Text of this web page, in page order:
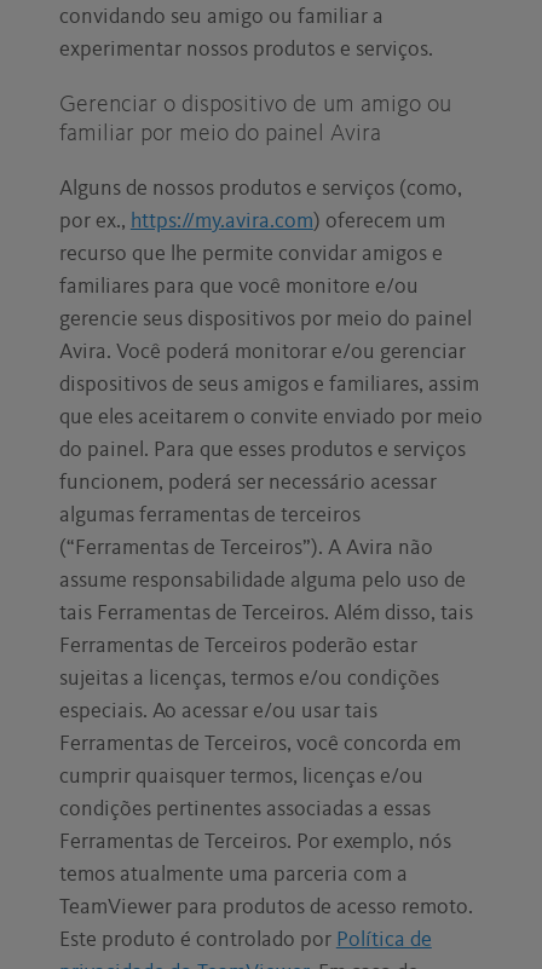
convidando seu amigo ou familiar a
experimentar nossos produtos e serviços.
Gerenciar o dispositivo de um amigo ou
familiar por meio do painel Avira
Alguns de nossos produtos e serviços (como,
por ex., https://my.avira.com) oferecem um
recurso que lhe permite convidar amigos e
familiares para que você monitore e/ou
gerencie seus dispositivos por meio do painel
Avira. Você poderá monitorar e/ou gerenciar
dispositivos de seus amigos e familiares, assim
que eles aceitarem o convite enviado por meio
do painel. Para que esses produtos e serviços
funcionem, poderá ser necessário acessar
algumas ferramentas de terceiros
(“Ferramentas de Terceiros”). A Avira não
assume responsabilidade alguma pelo uso de
tais Ferramentas de Terceiros. Além disso, tais
Ferramentas de Terceiros poderão estar
sujeitas a licenças, termos e/ou condições
especiais. Ao acessar e/ou usar tais
Ferramentas de Terceiros, você concorda em
cumprir quaisquer termos, licenças e/ou
condições pertinentes associadas a essas
Ferramentas de Terceiros. Por exemplo, nós
temos atualmente uma parceria com a
TeamViewer para produtos de acesso remoto.
Este produto é controlado por Política de